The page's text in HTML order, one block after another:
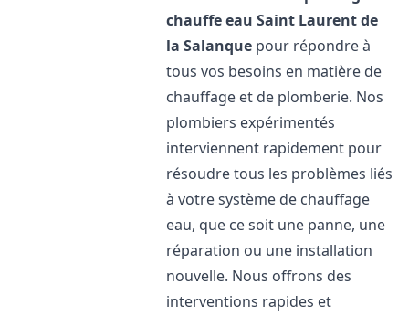
chauffe eau Saint Laurent de
la Salanque pour répondre à
tous vos besoins en matière de
chauffage et de plomberie. Nos
plombiers expérimentés
interviennent rapidement pour
résoudre tous les problèmes liés
à votre système de chauffage
eau, que ce soit une panne, une
réparation ou une installation
nouvelle. Nous offrons des
interventions rapides et